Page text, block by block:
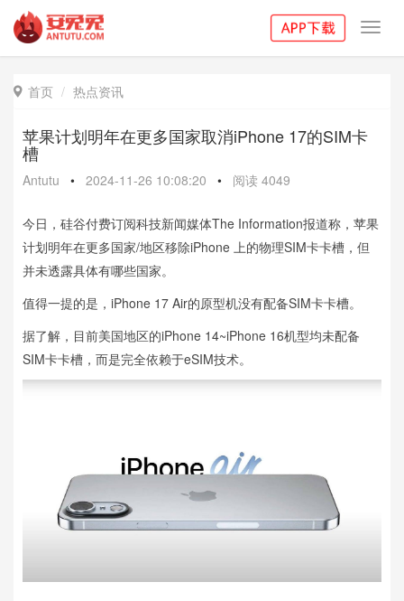
 首页 热点资讯
苹果计划明年在更多国家取消iPhone 17的SIM卡
槽
Antutu • 2024-11-26 10:08:20 • 阅读 4049
今日，硅谷付费订阅科技新闻媒体The Information报道称，苹果
计划明年在更多国家/地区移除iPhone 上的物理SIM卡卡槽，但
并未透露具体有哪些国家。
值得一提的是，iPhone 17 Air的原型机没有配备SIM卡卡槽。
据了解，目前美国地区的iPhone 14~iPhone 16机型均未配备
SIM卡卡槽，而是完全依赖于eSIM技术。